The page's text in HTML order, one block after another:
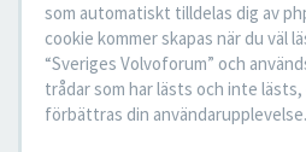
som automatiskt tilldelas dig av
cookie kommer skapas när du väl
“Sveriges Volvoforum” och
trådar som har lästs och inte
förbättras din användarupplevelse.